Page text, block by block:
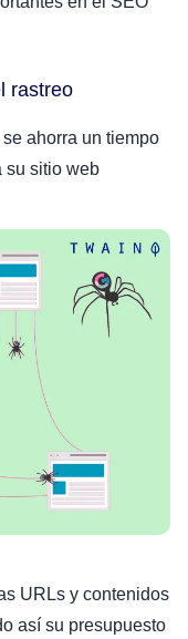
rastreo
ahorra un tiempo
su sitio web
URLs y contenidos
así su presupuesto